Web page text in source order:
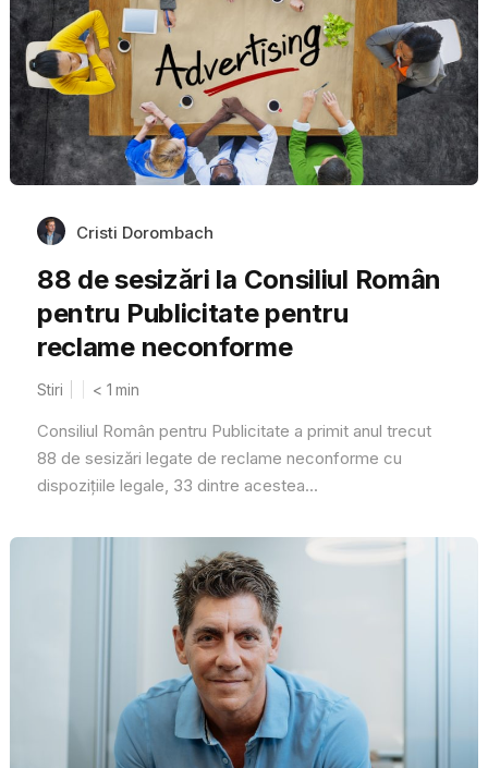
Cristi Dorombach
88 de sesizări la Consiliul Român
pentru Publicitate pentru
reclame neconforme
Stiri < 1 min
Consiliul Român pentru Publicitate a primit anul trecut
88 de sesizări legate de reclame neconforme cu
dispozițiile legale, 33 dintre acestea...